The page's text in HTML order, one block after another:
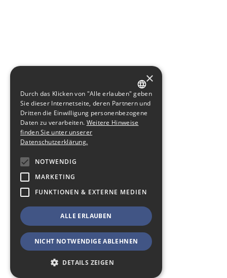
GERMAN
ENGLISH
×
Durch das Klicken von "Alle erlauben" geben
Sie dieser Internetseite, deren Partnern und
Dritten die Einwilligung personenbezogene
Daten zu verarbeiten. Weitere Hinweise
finden Sie unter unserer
Datenschutzerklärung.
NOTWENDIG
MARKETING
FUNKTIONEN & EXTERNE MEDIEN
ALLE ERLAUBEN
NICHT NOTWENDIGE ABLEHNEN
DETAILS ZEIGEN